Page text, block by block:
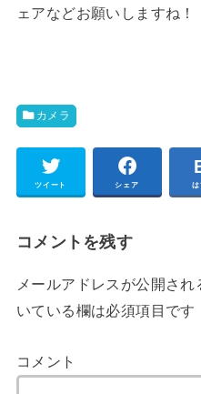
ェアなどお願いしますね！
カメラ
ツイート シェア は
コメントを残す
メールアドレスが公開され
いている欄は必須項目です
コメント